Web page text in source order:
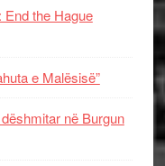
End the Hague
e Malësisë”
në Burgun